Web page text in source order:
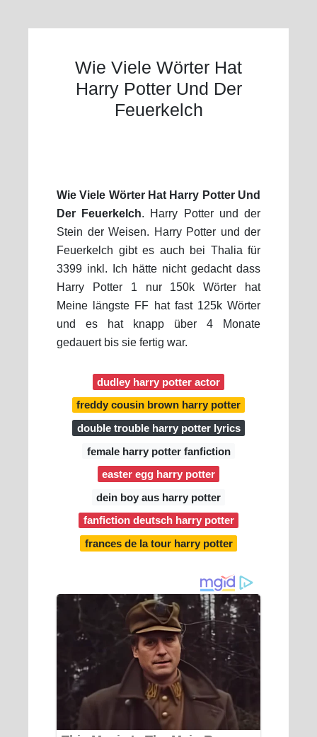
Wie Viele Wörter Hat
Harry Potter Und Der
Feuerkelch
Wie Viele Wörter Hat Harry Potter Und
Der Feuerkelch. Harry Potter und der
Stein der Weisen. Harry Potter und der
Feuerkelch gibt es auch bei Thalia für
3399 inkl. Ich hätte nicht gedacht dass
Harry Potter 1 nur 150k Wörter hat
Meine längste FF hat fast 125k Wörter
und es hat knapp über 4 Monate
gedauert bis sie fertig war.
dudley harry potter actor
freddy cousin brown harry potter
double trouble harry potter lyrics
female harry potter fanfiction
easter egg harry potter
dein boy aus harry potter
fanfiction deutsch harry potter
frances de la tour harry potter